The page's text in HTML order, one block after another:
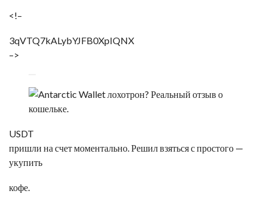
<!–
3qVTQ7kALybYJFB0XpIQNX
–>
USDT
пришли на счет моментально. Решил взяться с простого —
укупить
кофе.